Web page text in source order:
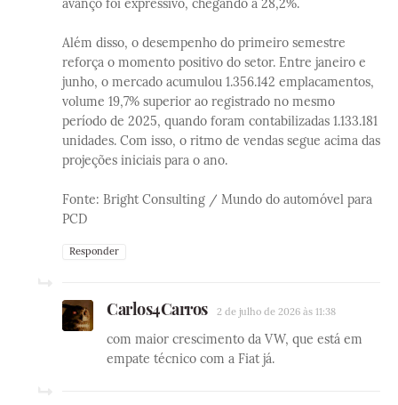
avanço foi expressivo, chegando a 28,2%.
Além disso, o desempenho do primeiro semestre
reforça o momento positivo do setor. Entre janeiro e
junho, o mercado acumulou 1.356.142 emplacamentos,
volume 19,7% superior ao registrado no mesmo
período de 2025, quando foram contabilizadas 1.133.181
unidades. Com isso, o ritmo de vendas segue acima das
projeções iniciais para o ano.
Fonte: Bright Consulting / Mundo do automóvel para
PCD
Responder
Carlos4Carros 2 de julho de 2026 às 11:38
com maior crescimento da VW, que está em
empate técnico com a Fiat já.